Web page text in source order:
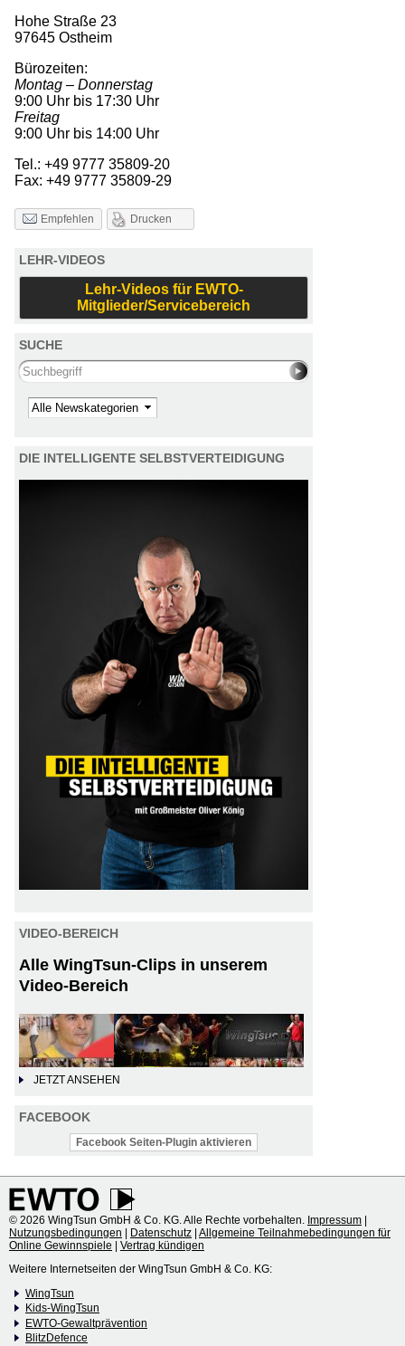
Hohe Straße 23
97645 Ostheim
Bürozeiten:
Montag – Donnerstag
9:00 Uhr bis 17:30 Uhr
Freitag
9:00 Uhr bis 14:00 Uhr
Tel.: +49 9777 35809-20
Fax: +49 9777 35809-29
Empfehlen Drucken
LEHR-VIDEOS
Lehr-Videos für EWTO-
Mitglieder/Servicebereich
SUCHE
Search this site
Kategorie
DIE INTELLIGENTE SELBSTVERTEIDIGUNG
VIDEO-BEREICH
Alle WingTsun-Clips in unserem
Video-Bereich
JETZT ANSEHEN
FACEBOOK
Facebook Seiten-Plugin aktivieren
© 2026 WingTsun GmbH & Co. KG. Alle Rechte vorbehalten. Impressum
Nutzungsbedingungen
Datenschutz Allgemeine Teilnahmebedingungen für
Online Gewinnspiele
Vertrag kündigen
Weitere Internetseiten der WingTsun GmbH & Co. KG:
WingTsun
Kids-WingTsun
EWTO-Gewaltprävention
BlitzDefence